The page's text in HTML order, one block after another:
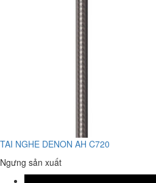
TAI NGHE DENON AH C720
Ngưng sản xuất